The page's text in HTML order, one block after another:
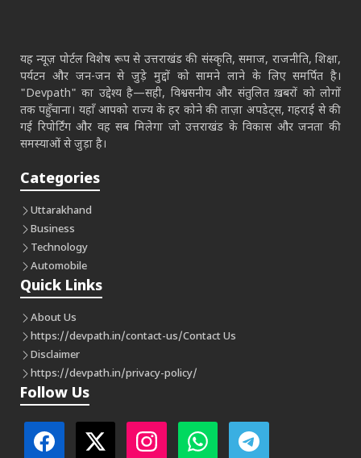
यह न्यूज़ पोर्टल विशेष रूप से उत्तराखंड की संस्कृति, समाज, राजनीति, शिक्षा,
पर्यटन और जन-जन से जुड़े मुद्दों को सामने लाने के लिए समर्पित है।
"Devpath" का उद्देश्य है—सही, विश्वसनीय और संतुलित ख़बरों को लोगों
तक पहुँचाना। यहाँ आपको राज्य के हर कोने की ताज़ा अपडेट्स, गहराई से की
गई रिपोर्टिंग और वह सब मिलेगा जो उत्तराखंड के विकास और जनता की
समस्याओं से जुड़ा है।
Categories
Uttarakhand
Business
Technology
Automobile
Quick Links
About Us
https://devpath.in/contact-us/Contact Us
Disclaimer
https://devpath.in/privacy-policy/
Follow Us